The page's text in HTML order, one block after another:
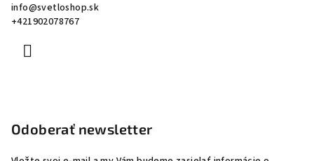
info@svetloshop.sk
+421902078767
Odoberať newsletter